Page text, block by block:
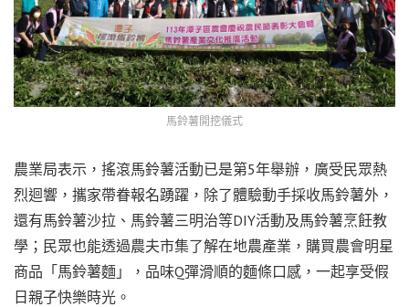
馬鈴薯開挖儀式
農業局表示，搖滾馬鈴薯活動已是第5年舉辦，廣受民眾熱
烈迴響，攜家帶眷報名踴躍，除了體驗動手採收馬鈴薯外，
還有馬鈴薯沙拉、馬鈴薯三明治等DIY活動及馬鈴薯烹飪教
學；民眾也能透過農夫市集了解在地農產業，購買農會明星
商品「馬鈴薯麵」，品味Q彈滑順的麵條口感，一起享受假
日親子快樂時光。